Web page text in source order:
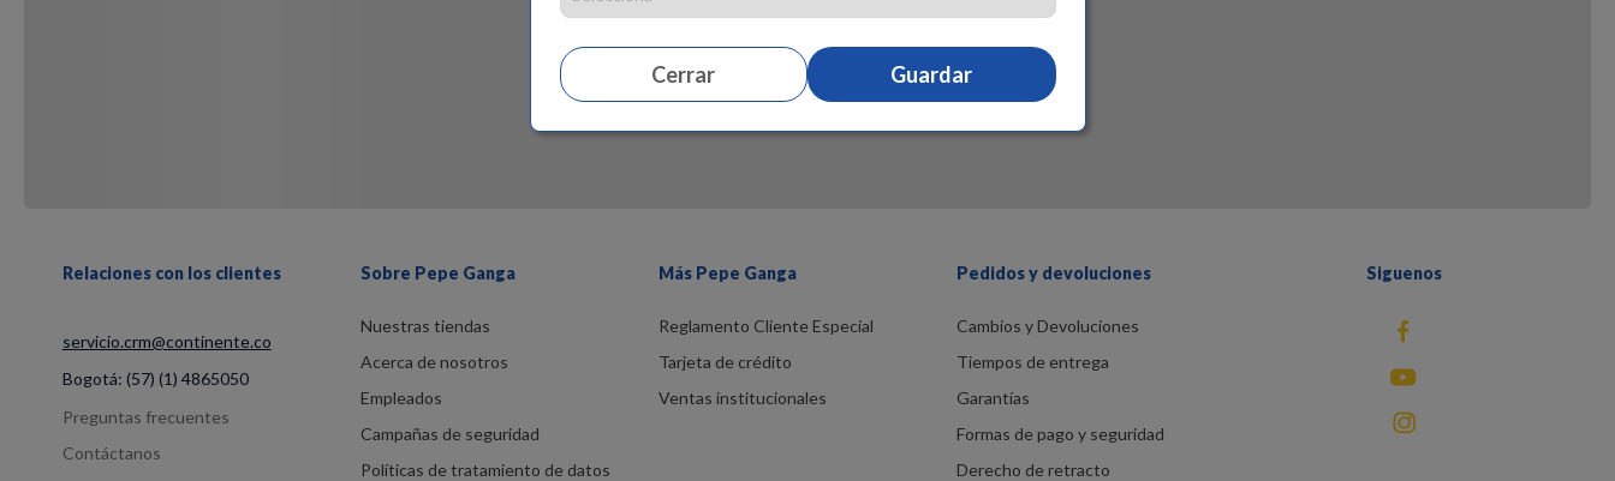
Cerrar Guardar
Relaciones con los clientes
servicio.crm@continente.co
Bogotá: (57) (1) 4865050
Preguntas frecuentes
Contáctanos
Sobre Pepe Ganga
Nuestras tiendas
Acerca de nosotros
Empleados
Campañas de seguridad
Políticas de tratamiento de datos
Más Pepe Ganga
Reglamento Cliente Especial
Tarjeta de crédito
Ventas institucionales
Pedidos y devoluciones
Cambios y Devoluciones
Tiempos de entrega
Garantías
Formas de pago y seguridad
Derecho de retracto
Siguenos
fb
You Tube
instagram